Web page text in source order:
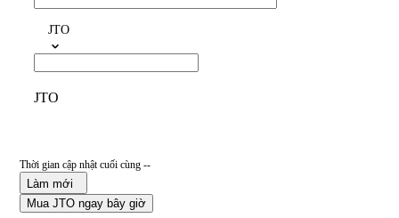
JTO
JTO
Thời gian cập nhật cuối cùng --
Làm mới
Mua JTO ngay bây giờ